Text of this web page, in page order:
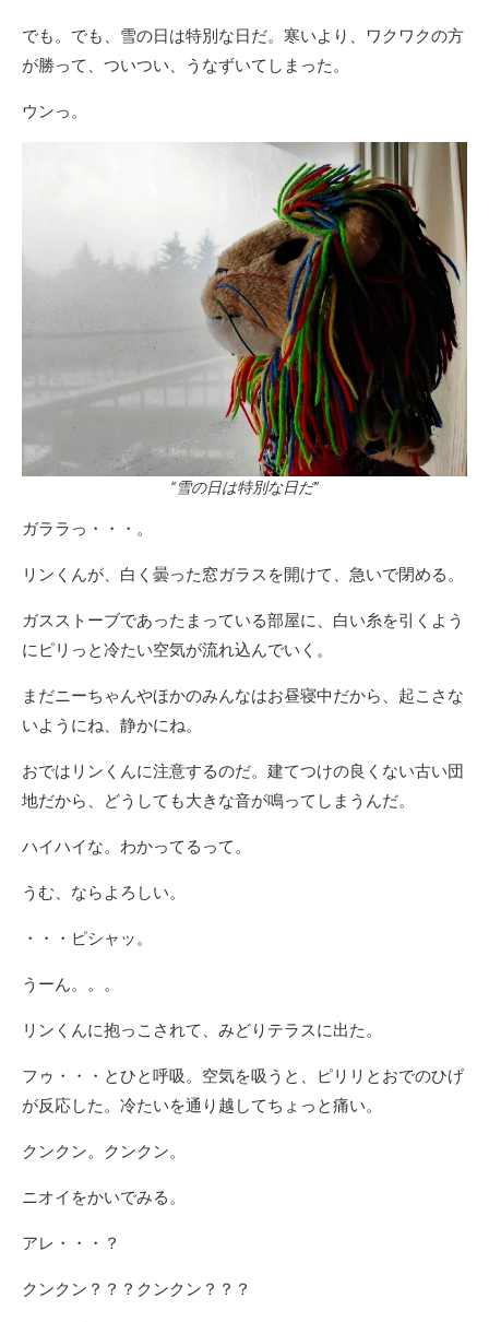
でも。でも、雪の日は特別な日だ。寒いより、ワクワクの方
が勝って、ついつい、うなずいてしまった。
ウンっ。
“雪の日は特別な日だ”
ガララっ・・・。
リンくんが、白く曇った窓ガラスを開けて、急いで閉める。
ガスストーブであったまっている部屋に、白い糸を引くよう
にピリっと冷たい空気が流れ込んでいく。
まだニーちゃんやほかのみんなはお昼寝中だから、起こさな
いようにね、静かにね。
おではリンくんに注意するのだ。建てつけの良くない古い団
地だから、どうしても大きな音が鳴ってしまうんだ。
ハイハイな。わかってるって。
うむ、ならよろしい。
・・・ピシャッ。
うーん。。。
リンくんに抱っこされて、みどりテラスに出た。
フゥ・・・とひと呼吸。空気を吸うと、ピリリとおでのひげ
が反応した。冷たいを通り越してちょっと痛い。
クンクン。クンクン。
ニオイをかいでみる。
アレ・・・？
クンクン？？？クンクン？？？